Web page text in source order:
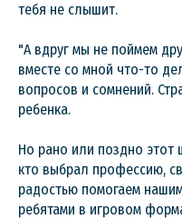
тебя не слышит.
"А вдруг мы не поймем
вместе со мной что-то
вопросов и сомнений.
ребенка.
Но рано или поздно этот
кто выбрал профессию,
радостью помогаем
ребятами в игровом